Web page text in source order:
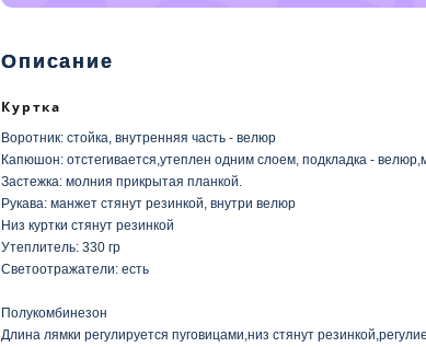
Описание
Куртка
Воротник: стойка, внутренняя часть - велюр
Капюшон: отстегивается,утеплен одним слоем, подкладка -
Застежка: молния прикрытая планкой.
Рукава: манжет стянут резинкой, внутри велюр
Низ куртки стянут резинкой
Утеплитель: 330 гр
Светоотражатели: есть
Полукомбинезон
Длина лямки регулируется пуговицами,низ стянут